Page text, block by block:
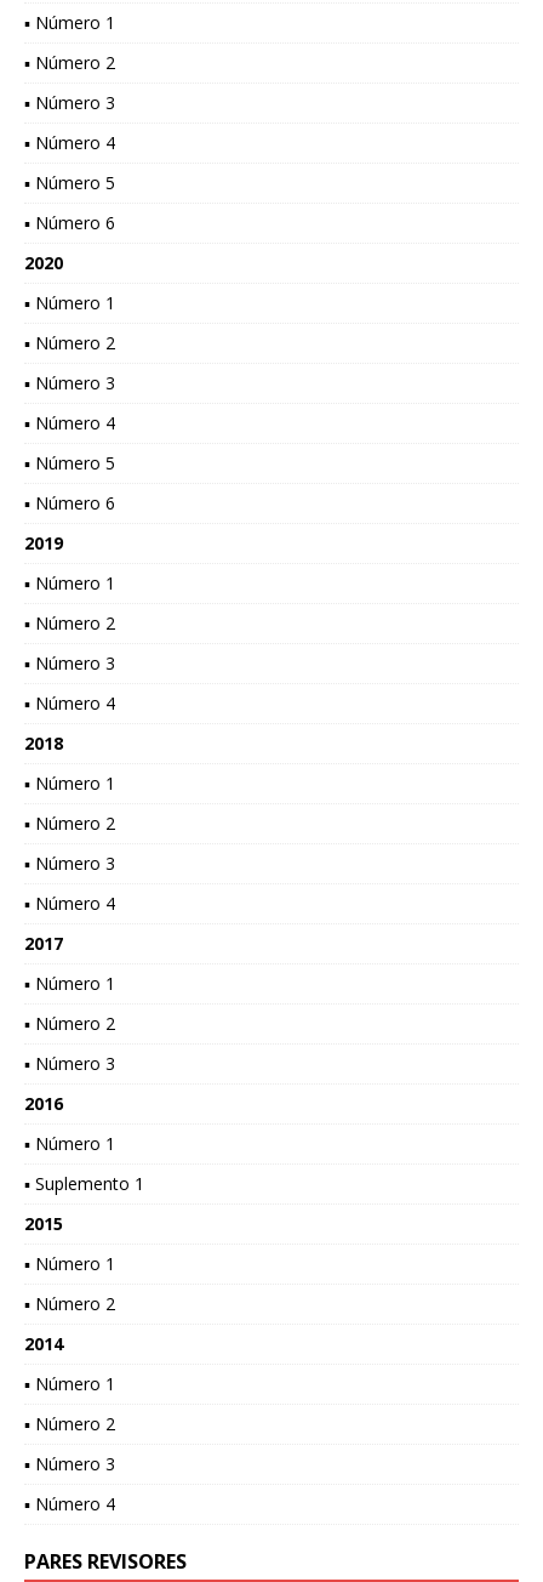
▪ Número 1
▪ Número 2
▪ Número 3
▪ Número 4
▪ Número 5
▪ Número 6
2020
▪ Número 1
▪ Número 2
▪ Número 3
▪ Número 4
▪ Número 5
▪ Número 6
2019
▪ Número 1
▪ Número 2
▪ Número 3
▪ Número 4
2018
▪ Número 1
▪ Número 2
▪ Número 3
▪ Número 4
2017
▪ Número 1
▪ Número 2
▪ Número 3
2016
▪ Número 1
▪ Suplemento 1
2015
▪ Número 1
▪ Número 2
2014
▪ Número 1
▪ Número 2
▪ Número 3
▪ Número 4
PARES REVISORES